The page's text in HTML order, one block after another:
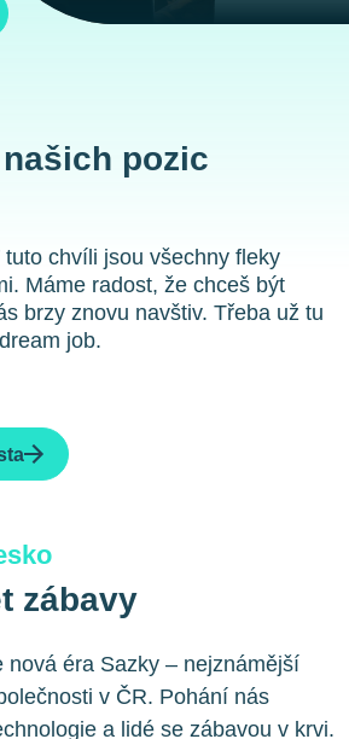
pozic
chvíli jsou všechny fleky
Máme radost, že chceš být
brzy znovu navštiv. Třeba už tu
job.
zábavy
nová éra Sazky – nejznámější
v ČR. Pohání nás
a lidé se zábavou v krvi.